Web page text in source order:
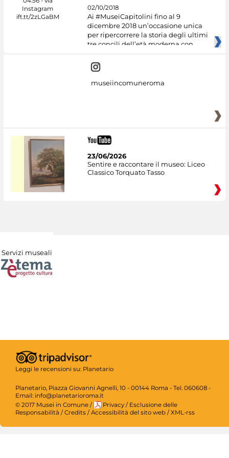
02/10/2018
Ai #MuseiCapitolini fino al 9
dicembre 2018 un’occasione unica
per ripercorrere la storia degli ultimi
tre concili dell’età moderna con
museiincomuneroma
23/06/2026
Sentire e raccontare il museo: Liceo
Classico Torquato Tasso
Servizi museali
Leggi le recensioni su: Planetario
Planetario, Piazza Giovanni Agnelli, 10 - 00144 Roma - Tel. 060608 -
Email: info@planetarioroma.it
© 2017 Musei in Comune / Privacy / Esclusione delle
Responsabilità / Credits / Accessibilità del sito web / XML-rss